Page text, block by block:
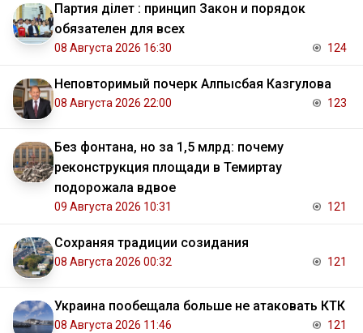
Партия Әділет : принцип Закон и порядок
обязателен для всех
08 Августа 2026 16:30 124
Неповторимый почерк Алпысбая Казгулова
08 Августа 2026 22:00 123
Без фонтана, но за 1,5 млрд: почему
реконструкция площади в Темиртау
подорожала вдвое
09 Августа 2026 10:31 121
Сохраняя традиции созидания
08 Августа 2026 00:32 121
Украина пообещала больше не атаковать КТК
08 Августа 2026 11:46 121